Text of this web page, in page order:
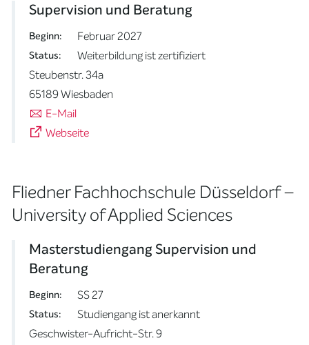
Supervision und Beratung
Beginn: Februar 2027
Status:
Weiterbildung ist zertifiziert
Steubenstr. 34a
65189 Wiesbaden
E-Mail
Webseite
Fliedner Fachhochschule Düsseldorf –
University of Applied Sciences
Masterstudiengang Supervision und
Beratung
Beginn: SS 27
Status:
Studiengang ist anerkannt
Geschwister-Aufricht-Str. 9